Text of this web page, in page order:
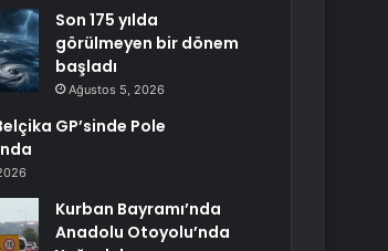
Son 175 yılda
görülmeyen bir dönem
başladı
Ağustos 5, 2026
GP’sinde Pole
Kurban Bayramı’nda
Anadolu Otoyolu’nda